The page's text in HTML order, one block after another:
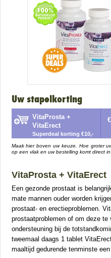
Uw stapelkorting
VitaProsta +
VitaErect
Superdeal korting €10,-
Maak hier boven uw keuze. Hoe groter
op een vlak en uw bestelling komt direct in
VitaProsta + VitaErect
Een gezonde prostaat is
mate mannen ouder worden
prostaat- en erectieproblemen.
prostaatproblemen of om deze
ondersteuning bij de
tweemaal daags 1 tablet
maaltijd gedurende tenminste een